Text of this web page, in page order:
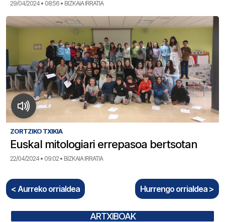
29/04/2024 • 08:56 • BIZKAIA IRRATIA
ZORTZIKO TXIKIA
Euskal mitologiari errepasoa bertsotan
22/04/2024 • 09:02 • BIZKAIA IRRATIA
< Aurreko orrialdea Hurrengo orrialdea >
ARTXIBOAK